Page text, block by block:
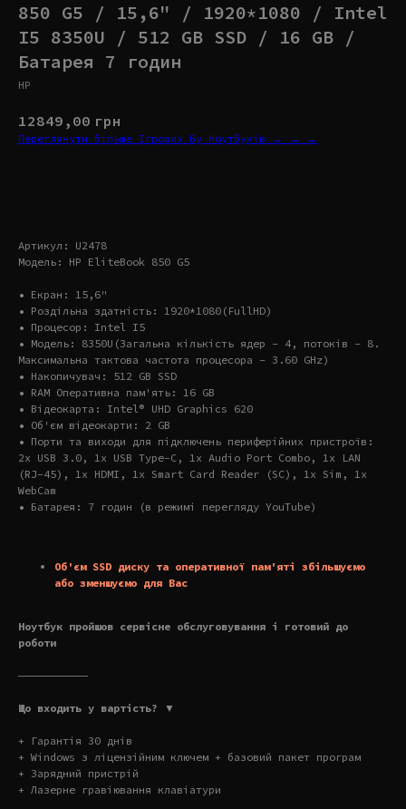
850 G5 / 15,6" / 1920*1080 / Intel
I5 8350U / 512 GB SSD / 16 GB /
Батарея 7 годин
HP
12849,00 грн
Переглянути більше Ігрових Бу Ноутбуків → → →
Артикул: U2478
Модель: HP EliteBook 850 G5
• Екран: 15,6"
• Роздільна здатність: 1920*1080(FullHD)
• Процесор: Intel I5
• Модель: 8350U(Загальна кількість ядер – 4, потоків – 8.
Максимальна тактова частота процесора – 3.60 GHz)
• Накопичувач: 512 GB SSD
• RAM Оперативна пам'ять: 16 GB
• Відеокарта: Intel® UHD Graphics 620
• Об'єм відеокарти: 2 GB
• Порти та виходи для підключень периферійних пристроїв:
2x USB 3.0, 1x USB Type-C, 1x Audio Port Combo, 1x LAN
(RJ-45), 1x HDMI, 1x Smart Card Reader (SC), 1x Sim, 1x
WebCam
• Батарея: 7 годин (в режимі перегляду YouTube)
Об'єм SSD диску та оперативної пам'яті збільшуємо
або зменшуємо для Вас
Ноутбук пройшов сервісне обслуговування і готовий до
роботи
———————————
Що входить у вартість? ▼
+ Гарантія 30 днів
+ Windows з ліцензійним ключем + базовий пакет програм
+ Зарядний пристрій
+ Лазерне гравіювання клавіатури